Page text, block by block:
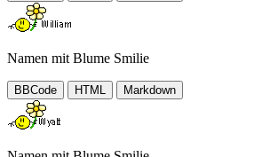
Namen mit Blume Smilie
BBCode HTML Markdown